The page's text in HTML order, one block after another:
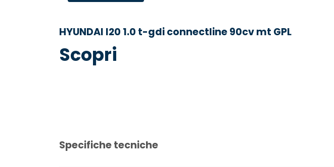
HYUNDAI I20 1.0 t-gdi connectline 90cv mt GPL
Scopri
Specifiche tecniche